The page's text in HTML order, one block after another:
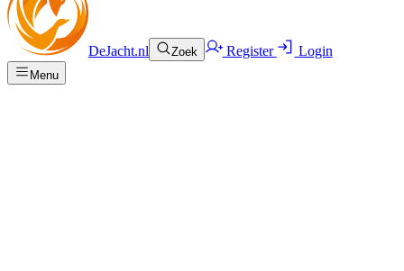
DeJacht.nl Zoek Register Login
Menu